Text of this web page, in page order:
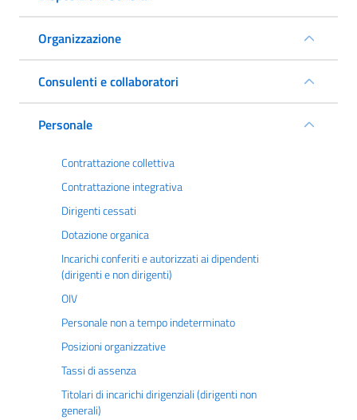
Organizzazione
Consulenti e collaboratori
Personale
Contrattazione collettiva
Contrattazione integrativa
Dirigenti cessati
Dotazione organica
Incarichi conferiti e autorizzati ai dipendenti
(dirigenti e non dirigenti)
OIV
Personale non a tempo indeterminato
Posizioni organizzative
Tassi di assenza
Titolari di incarichi dirigenziali (dirigenti non
generali)